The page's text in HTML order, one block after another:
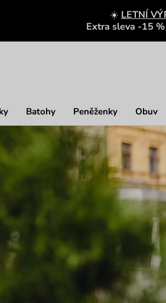
☀️ LETNÍ
Extra sleva -15 %
Batohy Peněženky Obuv